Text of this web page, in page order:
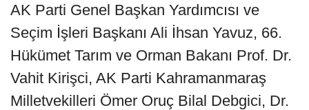
AK Parti Genel Başkan Yardımcısı ve
Seçim İşleri Başkanı Ali İhsan Yavuz, 66.
Hükümet Tarım ve Orman Bakanı Prof. Dr.
Vahit Kirişci, AK Parti Kahramanmaraş
Milletvekilleri Ömer Oruç Bilal Debgici, Dr.